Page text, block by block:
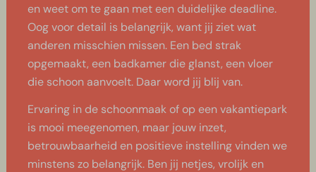
en weet om te gaan met een duidelijke deadline.
Oog voor detail is belangrijk, want jij ziet wat
anderen misschien missen. Een bed strak
opgemaakt, een badkamer die glanst, een vloer
die schoon aanvoelt. Daar word jij blij van.
Ervaring in de schoonmaak of op een vakantiepark
is mooi meegenomen, maar jouw inzet,
betrouwbaarheid en positieve instelling vinden we
minstens zo belangrijk. Ben jij netjes, vrolijk en